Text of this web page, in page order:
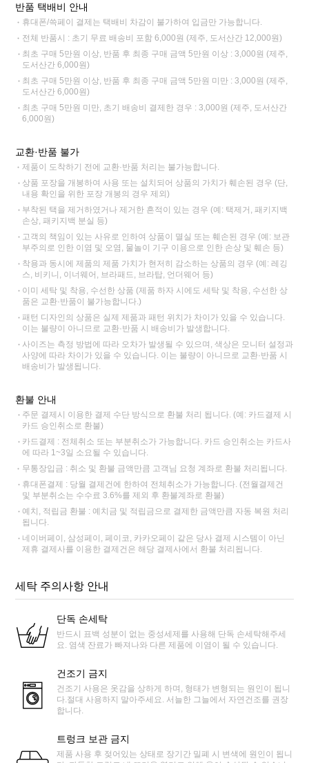
반품 택배비 안내
휴대폰/쓱페이 결제는 택배비 차감이 불가하여 입금만 가능합니다.
전체 반품시 : 초기 무료 배송비 포함 6,000원 (제주, 도서산간 12,000원)
최초 구매 5만원 이상, 반품 후 최종 구매 금액 5만원 이상 : 3,000원 (제주,
도서산간 6,000원)
최초 구매 5만원 이상, 반품 후 최종 구매 금액 5만원 미만 : 3,000원 (제주,
도서산간 6,000원)
최초 구매 5만원 미만, 초기 배송비 결제한 경우 : 3,000원 (제주, 도서산간
6,000원)
교환·반품 불가
제품이 도착하기 전에 교환·반품 처리는 불가능합니다.
상품 포장을 개봉하여 사용 또는 설치되어 상품의 가치가 훼손된 경우 (단,
내용 확인을 위한 포장 개봉의 경우 제외)
부착된 택을 제거하였거나 제거한 흔적이 있는 경우 (예: 택제거, 패키지백
손상, 패키지백 분실 등)
고객의 책임이 있는 사유로 인하여 상품이 멸실 또는 훼손된 경우 (예: 보관
부주의로 인한 이염 및 오염, 물놀이 기구 이용으로 인한 손상 및 훼손 등)
착용과 동시에 제품의 제품 가치가 현저히 감소하는 상품의 경우 (예: 레깅
스, 비키니, 이너웨어, 브라패드, 브라탑, 언더웨어 등)
이미 세탁 및 착용, 수선한 상품 (제품 하자 시에도 세탁 및 착용, 수선한 상
품은 교환·반품이 불가능합니다.)
패턴 디자인의 상품은 실제 제품과 패턴 위치가 차이가 있을 수 있습니다.
이는 불량이 아니므로 교환·반품 시 배송비가 발생합니다.
사이즈는 측정 방법에 따라 오차가 발생될 수 있으며, 색상은 모니터 설정과
사양에 따라 차이가 있을 수 있습니다. 이는 불량이 아니므로 교환·반품 시
배송비가 발생됩니다.
환불 안내
주문 결제시 이용한 결제 수단 방식으로 환불 처리 됩니다. (예: 카드결제 시
카드 승인취소로 환불)
카드결제 : 전체취소 또는 부분취소가 가능합니다. 카드 승인취소는 카드사
에 따라 1~3일 소요될 수 있습니다.
무통장입금 : 취소 및 환불 금액만큼 고객님 요청 계좌로 환불 처리됩니다.
휴대폰결제 : 당월 결제건에 한하여 전체취소가 가능합니다. (전월결제건
및 부분취소는 수수료 3.6%를 제외 후 환불계좌로 환불)
예치, 적립금 환불 : 예치금 및 적립금으로 결제한 금액만큼 자동 복원 처리
됩니다.
네이버페이, 삼성페이, 페이코, 카카오페이 같은 당사 결제 시스템이 아닌
제휴 결제사를 이용한 결제건은 해당 결제사에서 환불 처리됩니다.
세탁 주의사항 안내
단독 손세탁
반드시 표백 성분이 없는 중성세제를 사용해 단독 손세탁해주세
요. 염색 잔료가 빠져나와 다른 제품에 이염이 될 수 있습니다.
건조기 금지
건조기 사용은 옷감을 상하게 하며, 형태가 변형되는 원인이 됩니
다.절대 사용하지 말아주세요. 서늘한 그늘에서 자연건조를 권장
합니다.
트렁크 보관 금지
제품 사용 후 젖어있는 상태로 장기간 밀폐 시 변색에 원인이 됩니